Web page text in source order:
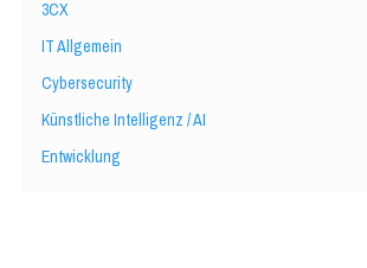
3CX
IT Allgemein
Cybersecurity
Künstliche Intelligenz / AI
Entwicklung